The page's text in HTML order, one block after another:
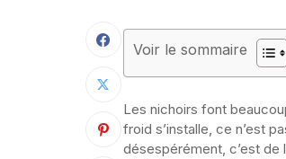
Voir le sommaire
Les nichoirs font
froid s’installe, ce n’est
désespérément, c’est de